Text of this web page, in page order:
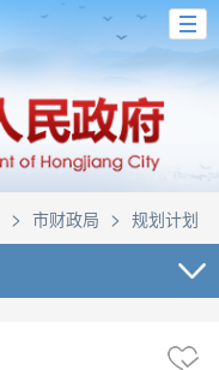
> 市财政局 > 规划计划